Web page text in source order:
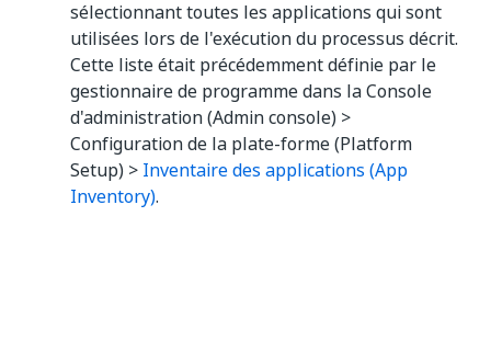
sélectionnant toutes les applications qui sont
utilisées lors de l'exécution du processus décrit.
Cette liste était précédemment définie par le
gestionnaire de programme dans la Console
d'administration (Admin console) >
Configuration de la plate-forme (Platform
Setup) > Inventaire des applications (App
Inventory).